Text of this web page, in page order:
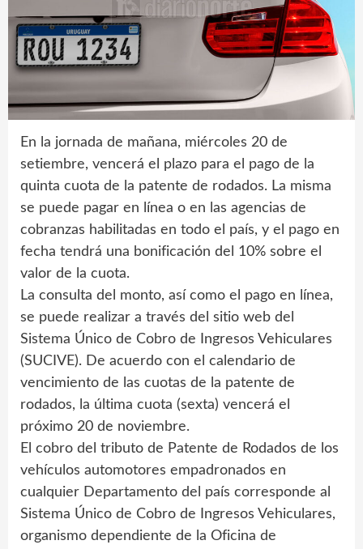
En la jornada de mañana, miércoles 20 de
setiembre, vencerá el plazo para el pago de la
quinta cuota de la patente de rodados. La misma
se puede pagar en línea o en las agencias de
cobranzas habilitadas en todo el país, y el pago en
fecha tendrá una bonificación del 10% sobre el
valor de la cuota.
La consulta del monto, así como el pago en línea,
se puede realizar a través del sitio web del
Sistema Único de Cobro de Ingresos Vehiculares
(SUCIVE). De acuerdo con el calendario de
vencimiento de las cuotas de la patente de
rodados, la última cuota (sexta) vencerá el
próximo 20 de noviembre.
El cobro del tributo de Patente de Rodados de los
vehículos automotores empadronados en
cualquier Departamento del país corresponde al
Sistema Único de Cobro de Ingresos Vehiculares,
organismo dependiente de la Oficina de